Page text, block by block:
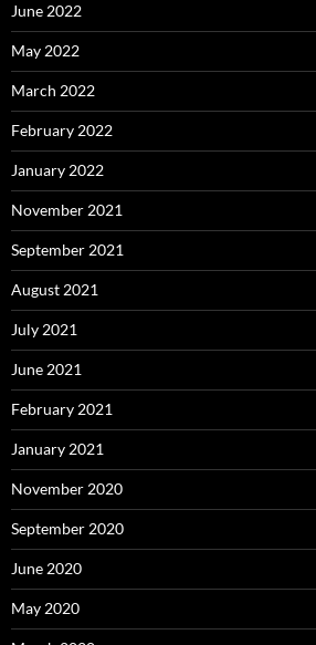
June 2022
May 2022
March 2022
February 2022
January 2022
November 2021
September 2021
August 2021
July 2021
June 2021
February 2021
January 2021
November 2020
September 2020
June 2020
May 2020